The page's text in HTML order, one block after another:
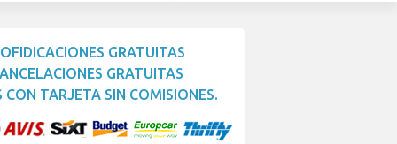
GRATUITAS
GRATUITAS
CON TARJETA SIN COMISIONES.